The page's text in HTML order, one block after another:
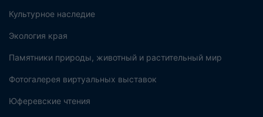
Культурное наследие
Экология края
Памятники природы, животный и растительный мир
Фотогалерея виртуальных выставок
Юферевские чтения